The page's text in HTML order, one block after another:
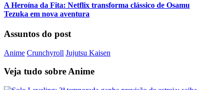
A Heroína da Fita: Netflix transforma clássico de Osamu
Tezuka em nova aventura
Assuntos do post
Anime Crunchyroll Jujutsu Kaisen
Veja tudo sobreAnime